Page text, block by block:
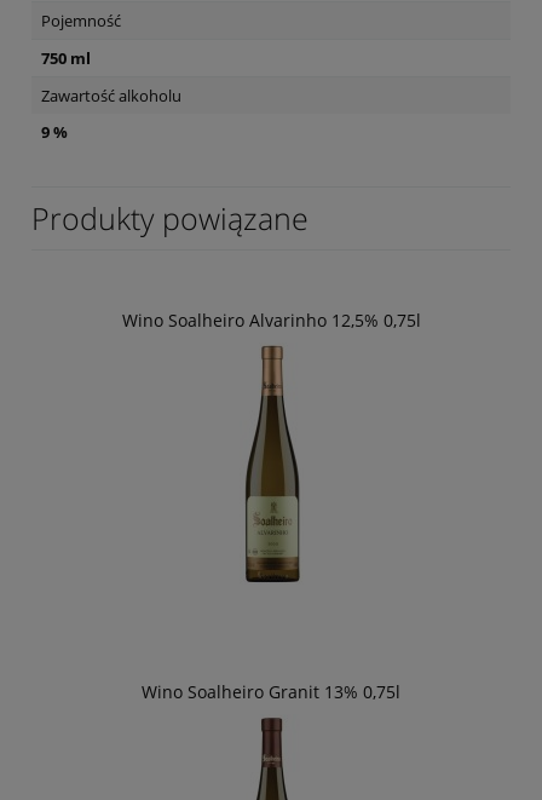
Pojemność
750 ml
Zawartość alkoholu
9 %
Produkty powiązane
Wino Soalheiro Alvarinho 12,5% 0,75l
Wino Soalheiro Granit 13% 0,75l